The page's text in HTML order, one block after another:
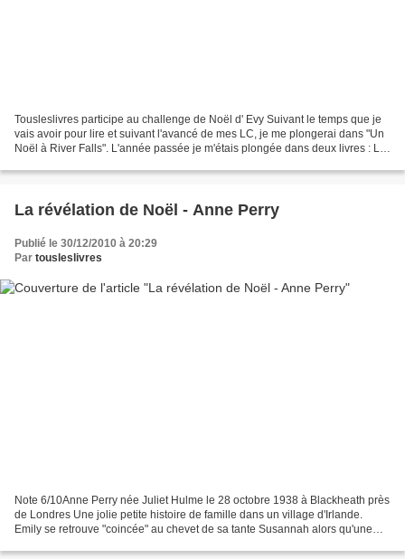
Tousleslivres participe au challenge de Noël d' Evy Suivant le temps que je
vais avoir pour lire et suivant l'avancé de mes LC, je me plongerai dans "Un
Noël à River Falls". L'année passée je m'étais plongée dans deux livres : La
La révélation de Noël - Anne Perry
Publié le 30/12/2010 à 20:29
Par tousleslivres
Note 6/10Anne Perry née Juliet Hulme le 28 octobre 1938 à Blackheath près
de Londres Une jolie petite histoire de famille dans un village d'Irlande.
Emily se retrouve "coincée" au chevet de sa tante Susannah alors qu'une